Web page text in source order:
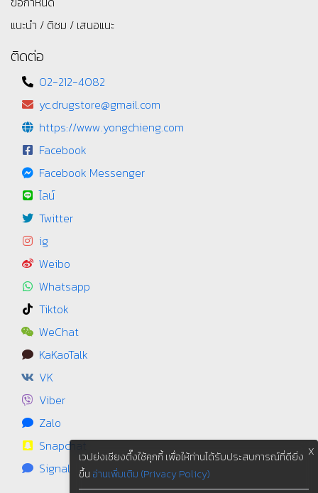
แนะนำ / ติชม / เสนอแนะ
ติดต่อ
02-212-4082
yc.drugstore@gmail.com
https://www.yongchieng.com
Facebook
Facebook Messenger
ไลน์
Twitter
ig
Weibo
Whatsapp
Tiktok
WeChat
KaKaoTalk
VK
Viber
Zalo
Snapchat
Signal
X
เวปย่งเชียงตึ๊งใช้คุกกี้ เพื่อให้ท่านได้รับประสบการณ์ที่ดียิ่ง
ขึ้น อ่านเพิ่มเติม (Privacy Policy)